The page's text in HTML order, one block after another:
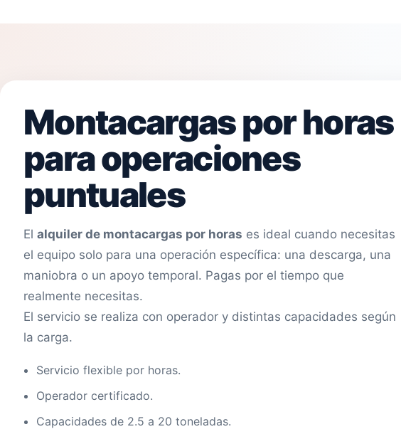
Montacargas por horas
para operaciones
puntuales
El alquiler de montacargas por horas es ideal cuando necesitas
el equipo solo para una operación específica: una descarga, una
maniobra o un apoyo temporal. Pagas por el tiempo que
realmente necesitas.
El servicio se realiza con operador y distintas capacidades según
la carga.
Servicio flexible por horas.
Operador certificado.
Capacidades de 2.5 a 20 toneladas.